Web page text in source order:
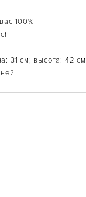
100%
31 см; высота: 42